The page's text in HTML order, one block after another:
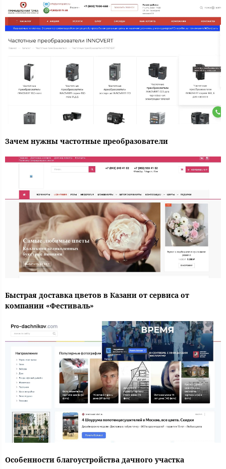
Зачем нужны частотные преобразователи
Быстрая доставка цветов в Казани от сервиса от
компании «Фестиваль»
Особенности благоустройства дачного участка